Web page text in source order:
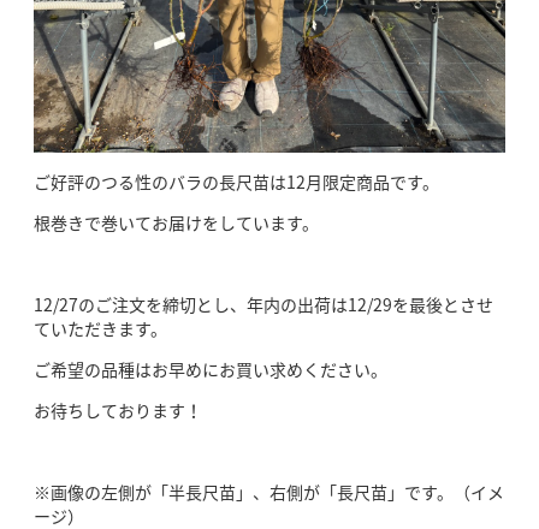
ご好評のつる性のバラの長尺苗は12月限定商品です。
根巻きで巻いてお届けをしています。
12/27のご注文を締切とし、年内の出荷は12/29を最後とさせ
ていただきます。
ご希望の品種はお早めにお買い求めください。
お待ちしております！
※画像の左側が「半長尺苗」、右側が「長尺苗」です。（イメ
ージ）